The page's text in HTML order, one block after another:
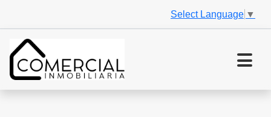
Select Language ▼